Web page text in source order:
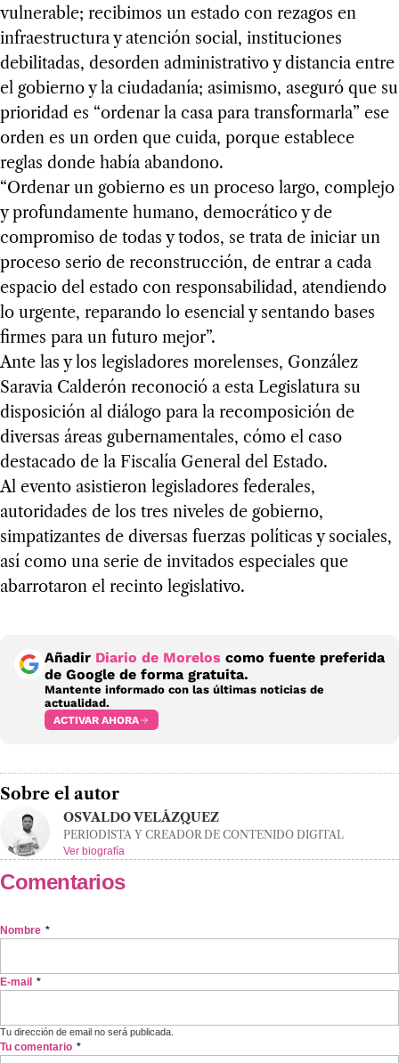
vulnerable; recibimos un estado con rezagos en
infraestructura y atención social, instituciones
debilitadas, desorden administrativo y distancia entre
el gobierno y la ciudadanía; asimismo, aseguró que su
prioridad es “ordenar la casa para transformarla” ese
orden es un orden que cuida, porque establece
reglas donde había abandono.
“Ordenar un gobierno es un proceso largo, complejo
y profundamente humano, democrático y de
compromiso de todas y todos, se trata de iniciar un
proceso serio de reconstrucción, de entrar a cada
espacio del estado con responsabilidad, atendiendo
lo urgente, reparando lo esencial y sentando bases
firmes para un futuro mejor”.
Ante las y los legisladores morelenses, González
Saravia Calderón reconoció a esta Legislatura su
disposición al diálogo para la recomposición de
diversas áreas gubernamentales, cómo el caso
destacado de la Fiscalía General del Estado.
Al evento asistieron legisladores federales,
autoridades de los tres niveles de gobierno,
simpatizantes de diversas fuerzas políticas y sociales,
así como una serie de invitados especiales que
abarrotaron el recinto legislativo.
Añadir Diario de Morelos como fuente preferida
de Google de forma gratuita.
Mantente informado con las últimas noticias de
actualidad.
ACTIVAR AHORA
Sobre el autor
OSVALDO VELÁZQUEZ
PERIODISTA Y CREADOR DE CONTENIDO DIGITAL
Ver biografía
Comentarios
Nombre *
E-mail *
Tu dirección de email no será publicada.
Tu comentario *